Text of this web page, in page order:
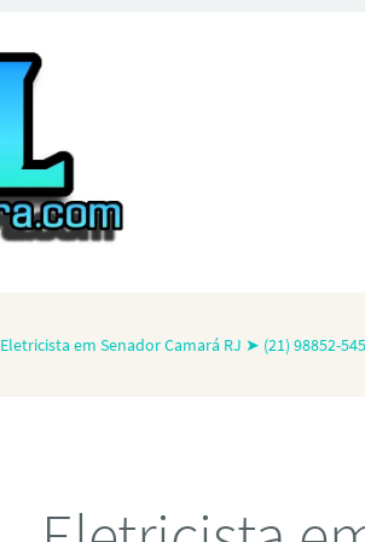
Eletricista em Senador Camará RJ ➤ (21) 98852-